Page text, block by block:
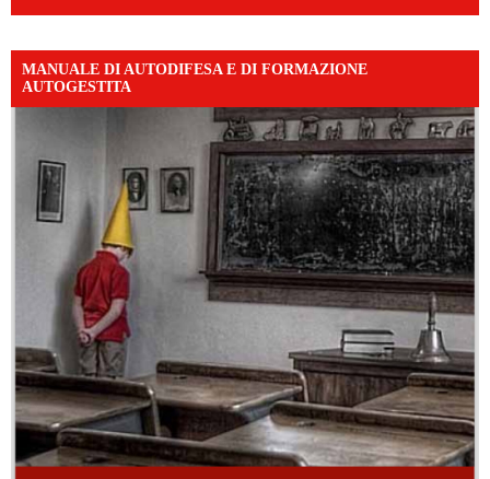
MANUALE DI AUTODIFESA E DI FORMAZIONE
AUTOGESTITA